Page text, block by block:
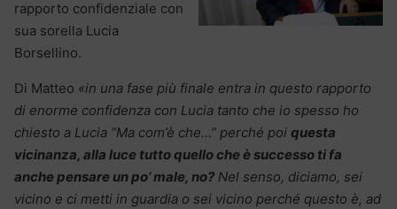
rapporto confidenziale con
sua sorella Lucia
Borsellino.
Di Matteo «in una fase più finale entra in questo rapporto
di enorme confidenza con Lucia tanto che io spesso ho
chiesto a Lucia “Ma com’è che…” perché poi questa
vicinanza, alla luce tutto quello che è successo ti fa
anche pensare un po’ male, no? Nel senso, diciamo, sei
vicino e ci metti in guardia o sei vicino perché questo è, ad